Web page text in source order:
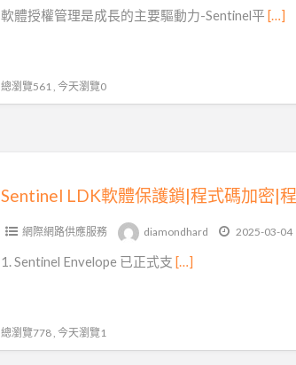
軟體授權管理是成長的主要驅動力-Sentinel平 […]
總瀏覽561 , 今天瀏覽0
Sentinel LDK軟體保護鎖|程式碼加密|
網際網路供應服務 diamondhard 2025-03-04
1. Sentinel Envelope 已正式支 […]
總瀏覽778 , 今天瀏覽1